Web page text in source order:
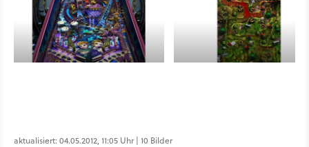
aktualisiert: 04.05.2012, 11:05 Uhr | 10 Bilder